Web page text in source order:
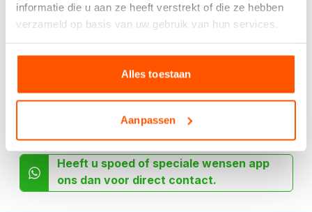
informatie die u aan ze heeft verstrekt of die ze hebben
verzameld op basis van uw gebruik van hun services.
Alles toestaan
Aanpassen
Offerte aanvragen
Heeft u spoed of speciale wensen app
ons dan voor direct contact.